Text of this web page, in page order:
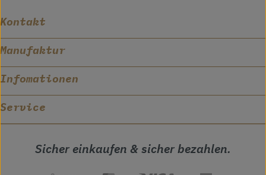
Kontakt
Manufaktur
Infomationen
Service
Sicher einkaufen & sicher bezahlen.